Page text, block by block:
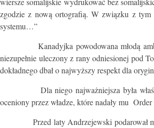
zgodzie z nową ortografią. W związku z tym
systemu…”
Kanadyjka powodowana młodą ambicją
niezupełnie uleczony z rany odniesionej pod
dokładnego dbał o najwyższy respekt dla
Dla niego najważniejsza była
oceniony przez władze, które nadały mu
Przed laty Andrzejewski podarował mi